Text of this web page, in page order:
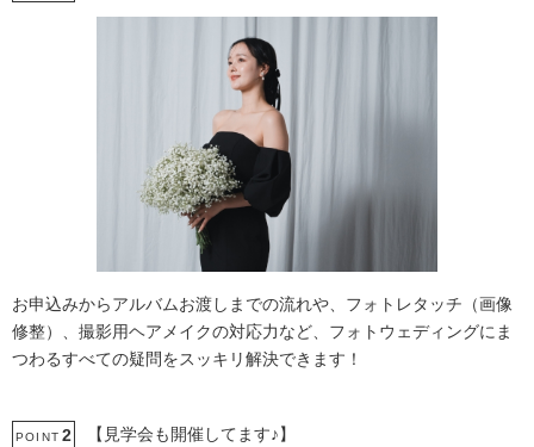
お申込みからアルバムお渡しまでの流れや、フォトレタッチ（画像
修整）、撮影用ヘアメイクの対応力など、フォトウェディングにま
つわるすべての疑問をスッキリ解決できます！
POINT 2 【見学会も開催してます♪】